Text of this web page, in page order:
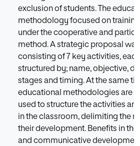
exclusion of students. The
methodology focused on
under the cooperative and
method. A strategic proposal
consisting of 7 key activities,
structured by; name, objective,
stages and timing. At the same
educational methodologies are
used to structure the activities
in the classroom, delimiting the
their development. Benefits in
and communicative